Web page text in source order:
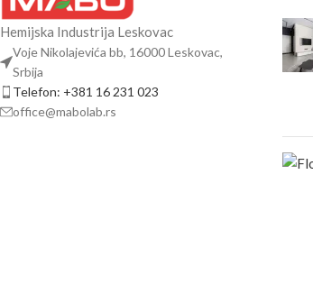
Hemijska Industrija Leskovac
Voje Nikolajevića bb, 16000 Leskovac,
Srbija
Telefon: +381 16 231 023
office@mabolab.rs